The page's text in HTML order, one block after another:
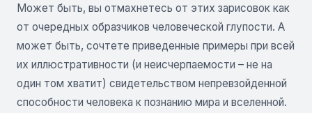
Может быть, вы отмахнетесь от этих зарисовок как
от очередных образчиков человеческой глупости. А
может быть, сочтете приведенные примеры при всей
их иллюстративности (и неисчерпаемости – не на
один том хватит) свидетельством непревзойденной
способности человека к познанию мира и вселенной.